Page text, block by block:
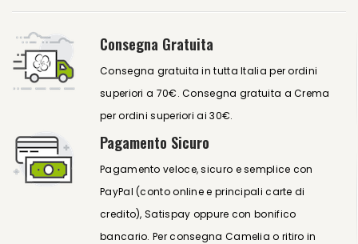
Consegna Gratuita
Consegna gratuita in tutta Italia per ordini
superiori a 70€. Consegna gratuita a Crema
per ordini superiori ai 30€.
Pagamento Sicuro
Pagamento veloce, sicuro e semplice con
PayPal (conto online e principali carte di
credito), Satispay oppure con bonifico
bancario. Per consegna Camelia o ritiro in